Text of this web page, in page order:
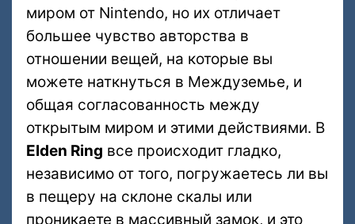
миром от Nintendo, но их отличает
большее чувство авторства в
отношении вещей, на которые вы
можете наткнуться в Междуземье, и
общая согласованность между
открытым миром и этими действиями. В
Elden Ring все происходит гладко,
независимо от того, погружаетесь ли вы
в пещеру на склоне скалы или
проникаете в массивный замок, и это